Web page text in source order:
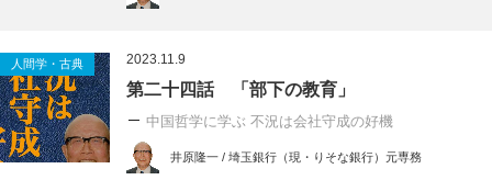
人間学・古典 2023.11.9
第二十四話 「部下の教育」
中国哲学に学ぶ 不況は会社守成の好機
井原隆一 / 埼玉銀行（現・りそな銀行）元専務